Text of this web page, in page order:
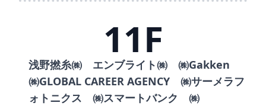
11F
浅野撚糸㈱ エンブライト㈱ ㈱Gakken
㈱GLOBAL CAREER AGENCY ㈱サーメラフ
ォトニクス ㈱スマートバンク ㈱